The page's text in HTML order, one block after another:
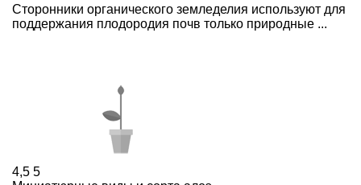
Сторонники органического земледелия используют для
поддержания плодородия почв только природные ...
4,5 5